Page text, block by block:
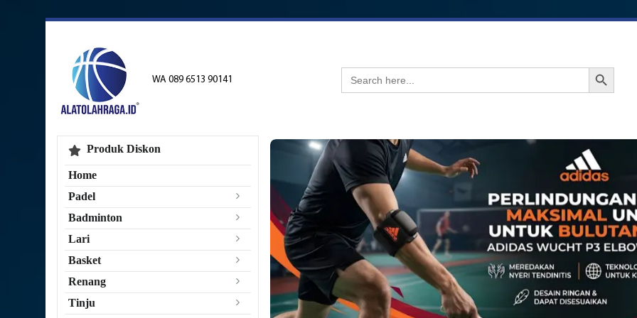
WA 089 6513 90141
Search
for:
Search Button
Produk Diskon
Home
Padel
Badminton
Lari
Basket
Renang
Tinju